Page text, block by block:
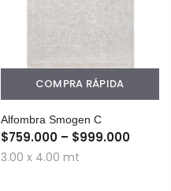
COMPRA RÁPIDA
Alfombra Smogen C
$759.000 – $999.000
3.00 x 4.00 mt